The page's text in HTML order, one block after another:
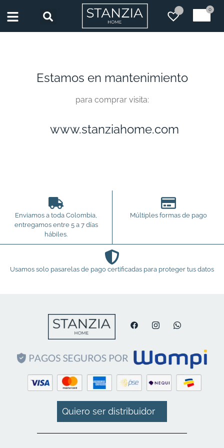
0
Estamos en mantenimiento
para comprar visita:
www.stanziahome.com
Enviamos a toda Colombia,
entregamos entre 5 a 7 días
hábiles.
Múltiples formas de pago
Usamos solo pasarelas de pago certificadas para proteger tus datos
Quiero ser distribuidor